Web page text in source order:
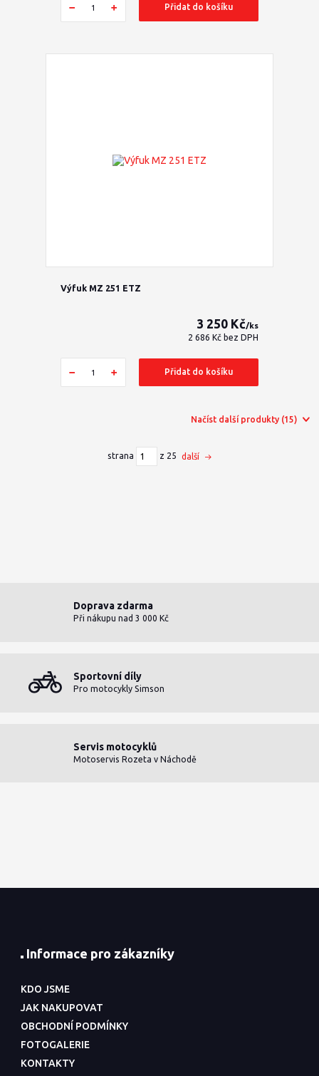
Přidat do košíku
Výfuk MZ 251 ETZ
3 250 Kč/ks
2 686 Kč bez DPH
Přidat do košíku
Načíst další produkty (15)
strana z 25 další
Doprava zdarma
Při nákupu nad 3 000 Kč
Sportovní díly
Pro motocykly Simson
Servis motocyklů
Motoservis Rozeta v Náchodě
Informace pro zákazníky
KDO JSME
JAK NAKUPOVAT
OBCHODNÍ PODMÍNKY
FOTOGALERIE
KONTAKTY